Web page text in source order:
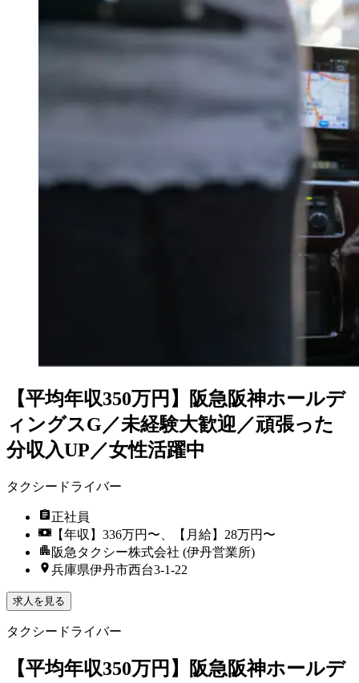
【平均年収350万円】阪急阪神ホールデ
ィングスG／未経験大歓迎／頑張った
分収入UP／女性活躍中
タクシードライバー
正社員
【年収】336万円〜、【月給】28万円〜
阪急タクシー株式会社 (伊丹営業所)
兵庫県伊丹市西台3-1-22
求人を見る
タクシードライバー
【平均年収350万円】阪急阪神ホールデ